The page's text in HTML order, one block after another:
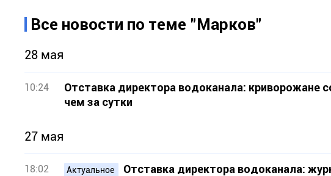
Все новости по теме "Марков"
28 мая
10:24
Отставка директора водоканала: криворожане
чем за сутки
27 мая
18:02 Актуальное
Отставка директора водоканала: